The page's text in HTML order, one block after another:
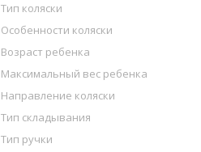
Тип коляски
Особенности коляски
Возраст ребенка
Максимальный вес ребенка
Направление коляски
Тип складывания
Тип ручки